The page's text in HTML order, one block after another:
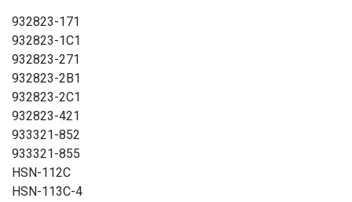
932823-171
932823-1C1
932823-271
932823-2B1
932823-2C1
932823-421
933321-852
933321-855
HSN-112C
HSN-113C-4